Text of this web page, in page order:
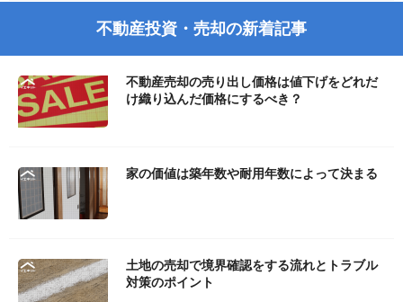
不動産投資・売却の新着記事
不動産売却の売り出し価格は値下げをどれだ
け織り込んだ価格にするべき？
家の価値は築年数や耐用年数によって決まる
土地の売却で境界確認をする流れとトラブル
対策のポイント